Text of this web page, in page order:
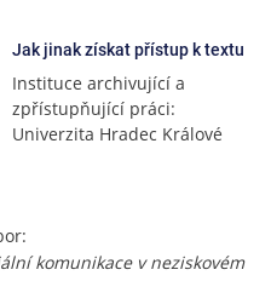
Jak jinak získat přístup k textu
Instituce archivující a
zpřístupňující práci:
Univerzita Hradec Králové
komunikace v neziskovém